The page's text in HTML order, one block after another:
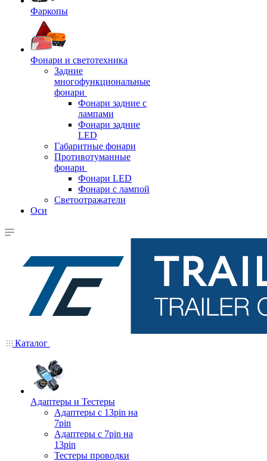
Фаркопы
Фонари и светотехника
Задние
многофункциональные
фонари
Фонари задние с
лампами
Фонари задние
LED
Габаритные фонари
Противотуманные
фонари
Фонари LED
Фонари с лампой
Светоотражатели
Оси
Каталог
Адаптеры и Тестеры
Адаптеры с 13pin на
7pin
Адаптеры с 7pin на
13pin
Тестеры проводки